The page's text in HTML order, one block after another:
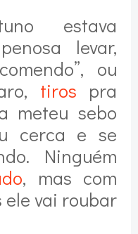
estava
levar,
ou
tiros pra
meteu sebo
cerca e se
Ninguém
, mas com
vai roubar